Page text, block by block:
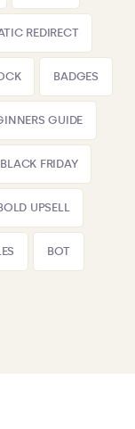
REDIRECT
BADGES
GUIDE
BLACK FRIDAY
UPSELL
BOT